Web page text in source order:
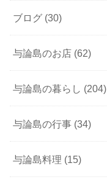
ブログ (30)
与論島のお店 (62)
与論島の暮らし (204)
与論島の行事 (34)
与論島料理 (15)